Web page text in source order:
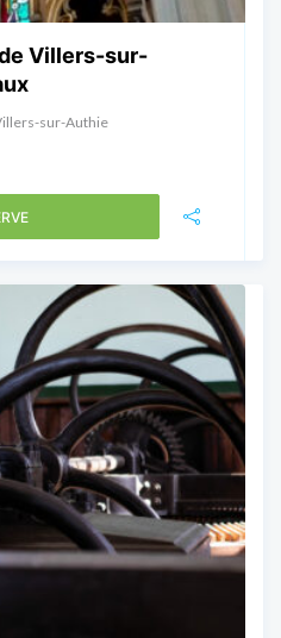
Villers-sur-
sur-Authie